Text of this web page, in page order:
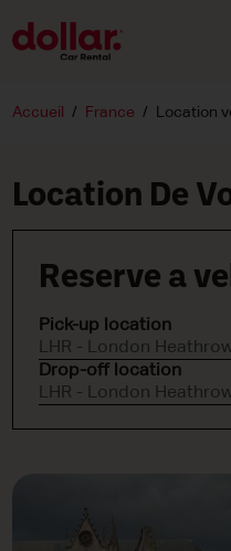
Accueil France Location
Location De
Reserve a
Pick-up location
LHR - London
Drop-off location
LHR - London